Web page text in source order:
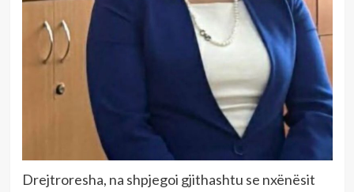
Drejtroresha, na shpjegoi gjithashtu se nxënësit